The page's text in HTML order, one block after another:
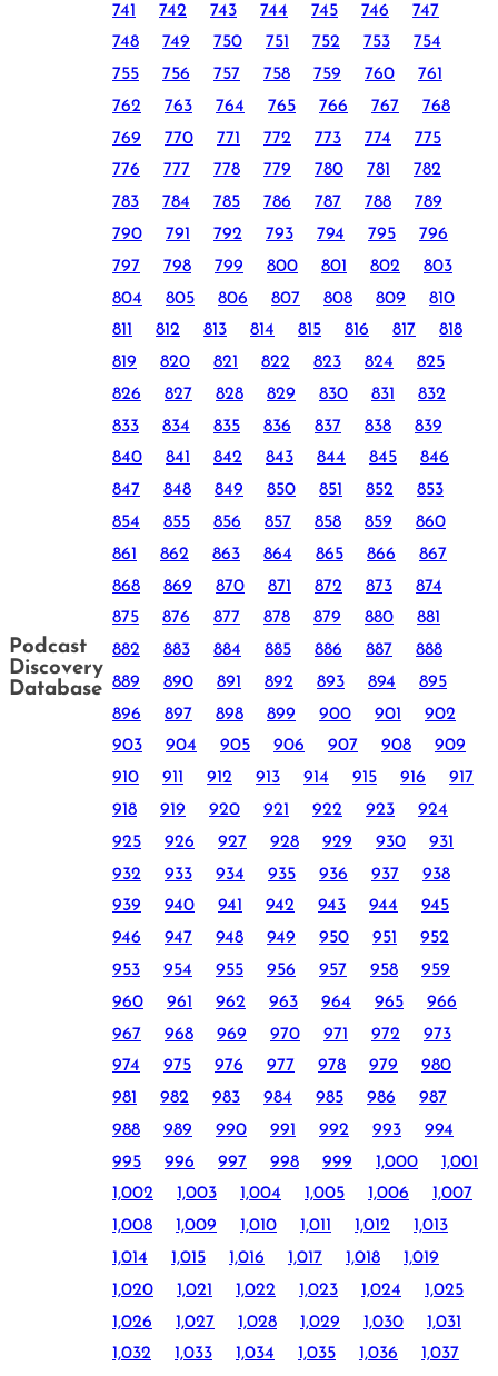
Podcast
Discovery
Database
741
742 743 744 745 746
747
748
749 750 751 752 753
754
755
756 757 758 759 760
761
762
763 764 765 766 767
768
769
770 771 772 773 774
775
776
777 778 779 780 781
782
783
784 785 786 787 788
789
790
791 792 793 794 795
796
797
798 799 800 801 802
803
804
805 806 807 808 809
810
811
812 813 814 815 816 817
818
819
820 821 822 823 824
825
826
827 828 829 830 831
832
833
834 835 836 837 838
839
840
841 842 843 844 845
846
847
848 849 850 851 852
853
854
855 856 857 858 859
860
861
862 863 864 865 866
867
868
869 870 871 872 873
874
875
876 877 878 879 880
881
882
883 884 885 886 887
888
889
890 891 892 893 894
895
896
897 898 899 900 901
902
903
904 905 906 907 908
909
910
911 912 913 914 915 916
917
918
919 920 921 922 923
924
925
926 927 928 929 930
931
932
933 934 935 936 937
938
939
940 941 942 943 944
945
946
947 948 949 950 951
952
953
954 955 956 957 958
959
960
961 962 963 964 965
966
967
968 969 970 971 972
973
974
975 976 977 978 979
980
981
982 983 984 985 986
987
988
989 990 991 992 993
994
995
996 997 998 999 1,000
1,001
1,002
1,003 1,004 1,005 1,006
1,007
1,008
1,009 1,010 1,011 1,012
1,013
1,014
1,015 1,016 1,017 1,018
1,019
1,020
1,021 1,022 1,023 1,024
1,025
1,026
1,027 1,028 1,029 1,030
1,031
1,032
1,033 1,034 1,035 1,036
1,037